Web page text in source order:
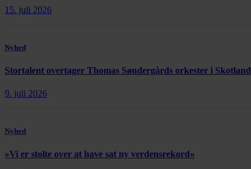
15. juli 2026
Nyhed
Stortalent overtager Thomas Søndergårds orkester i Skotland
9. juli 2026
Nyhed
»Vi er stolte over at have sat ny verdensrekord«